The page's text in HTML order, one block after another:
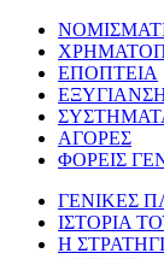
ΕΠΟΠΤΕΙΑ
ΑΓΟΡΕΣ
ΦΟΡΕΙΣ
ΓΕΝΙΚΕΣ
ΙΣΤΟΡΙΑ
Η